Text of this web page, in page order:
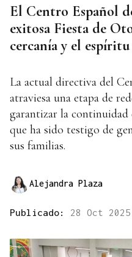
El Centro Español
exitosa Fiesta de
cercanía y el
La actual directiva del
atraviesa una etapa de
garantizar la continuidad
que ha sido testigo de
sus familias.
Alejandra Plaza
Publicado: 28 Oct